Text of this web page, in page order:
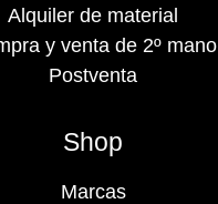
Alquiler de material
y venta de 2º mano
Postventa
Shop
Marcas